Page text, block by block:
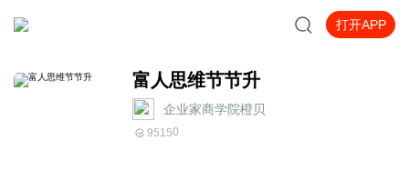
打开APP
富人思维节节升
企业家商学院橙贝
95150